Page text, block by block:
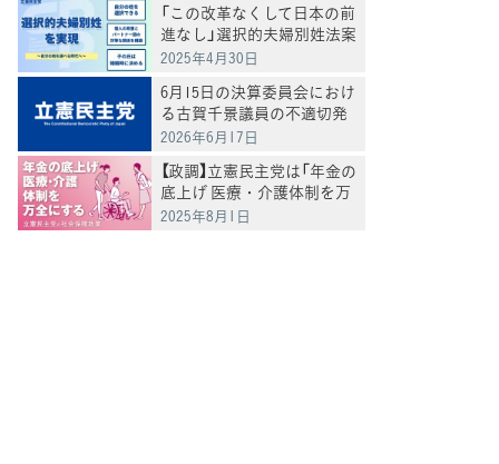
「この改革なくして日本の前
進なし」選択的夫婦別姓法案
を提出
2025年4月30日
6月15日の決算委員会におけ
る古賀千景議員の不適切発
言と処分について
2026年6月17日
【政調】立憲民主党は「年金の
底上げ 医療・介護体制を万
全にする」
2025年8月1日